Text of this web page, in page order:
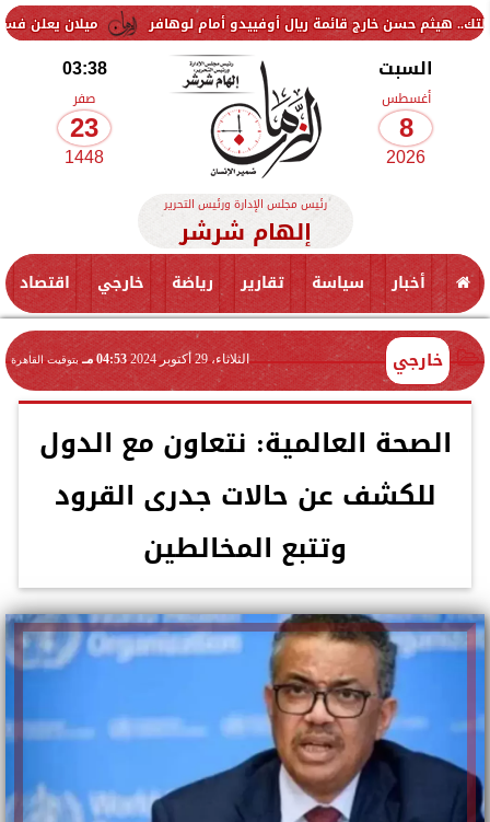
ميلان يعلن فسخ عقد إسماعيل خارج قائمة ريال أوفييدو أمام لوهافر
السبت
أغسطس
8
2026
03:38
صفر
23
1448
رئيس مجلس الإدارة ورئيس التحرير
إلهام شرشر
أخبار سياسة تقارير رياضة خارجي اقتصاد
خارجي الثلاثاء، 29 أكتوبر 2024 04:53 مـ بتوقيت القاهرة
الصحة العالمية: نتعاون مع الدول
للكشف عن حالات جدرى القرود
وتتبع المخالطين